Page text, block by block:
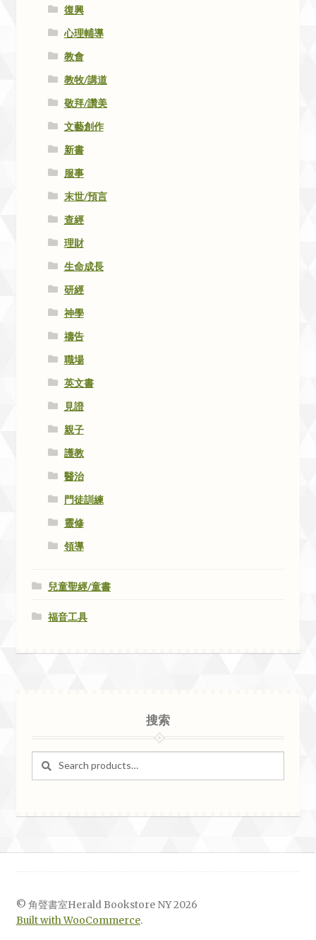
復興
心理輔導
教會
教牧/講道
敬拜/讚美
文藝創作
新書
服事
末世/預言
查經
理財
生命成長
研經
神學
禱告
職場
英文書
見證
親子
護教
醫治
門徒訓練
靈修
領導
兒童聖經/童書
福音工具
搜索
© 角聲書室Herald Bookstore NY 2026
Built with WooCommerce.